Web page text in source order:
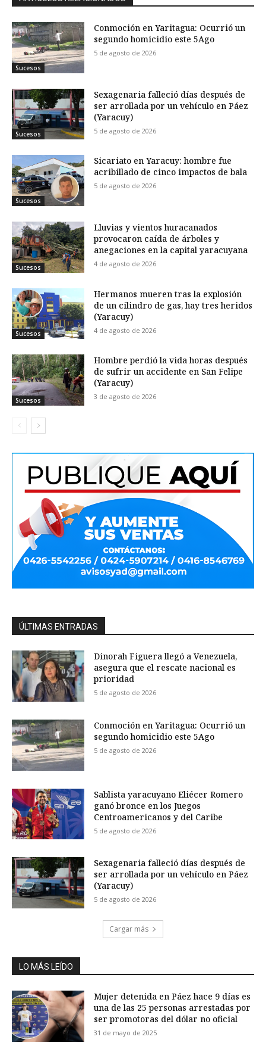
Sucesos
Conmoción en Yaritagua: Ocurrió un
segundo homicidio este 5Ago
5 de agosto de 2026
Sucesos
Sexagenaria falleció días después de
ser arrollada por un vehículo en Páez
(Yaracuy)
5 de agosto de 2026
Sucesos
Sicariato en Yaracuy: hombre fue
acribillado de cinco impactos de bala
5 de agosto de 2026
Sucesos
Lluvias y vientos huracanados
provocaron caída de árboles y
anegaciones en la capital yaracuyana
4 de agosto de 2026
Sucesos
Hermanos mueren tras la explosión
de un cilindro de gas, hay tres heridos
(Yaracuy)
4 de agosto de 2026
Sucesos
Hombre perdió la vida horas después
de sufrir un accidente en San Felipe
(Yaracuy)
3 de agosto de 2026
ÚLTIMAS ENTRADAS
Dinorah Figuera llegó a Venezuela,
asegura que el rescate nacional es
prioridad
5 de agosto de 2026
Conmoción en Yaritagua: Ocurrió un
segundo homicidio este 5Ago
5 de agosto de 2026
Sablista yaracuyano Eliécer Romero
ganó bronce en los Juegos
Centroamericanos y del Caribe
5 de agosto de 2026
Sexagenaria falleció días después de
ser arrollada por un vehículo en Páez
(Yaracuy)
5 de agosto de 2026
Cargar más
LO MÁS LEÍDO
Mujer detenida en Páez hace 9 días es
una de las 25 personas arrestadas por
ser promotoras del dólar no oficial
31 de mayo de 2025